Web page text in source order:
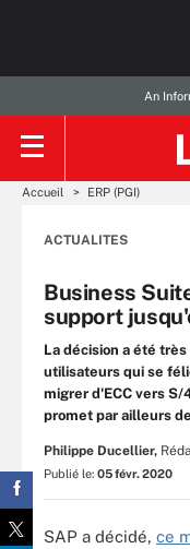
An
Accueil ERP (PGI)
ACTUALITES
Business
support
La décision a été
utilisateurs qui se
migrer d'ECC vers S/
promet par ailleurs
Philippe Ducellier,
Publié le: 05 févr. 2020
SAP a décidé, ce